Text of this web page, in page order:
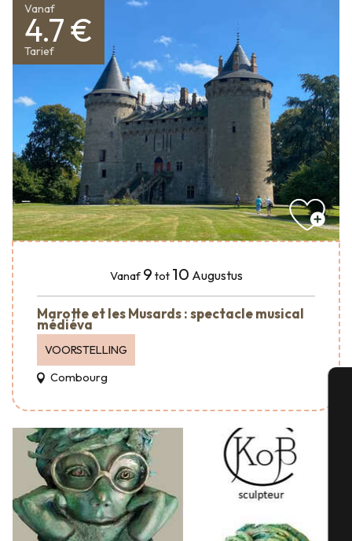
Vanaf
4.7 €
Tarief
Vanaf 9 tot 10 Augustus
Marotte et les Musards : spectacle musical
médiéva
VOORSTELLING
Combourg